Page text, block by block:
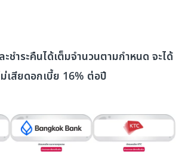
ะชำระคืนได้เต็มจำนวนตามกำหนด จะได้
เสียดอกเบี้ย 16% ต่อปี